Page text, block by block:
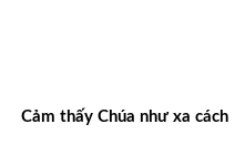
Cảm thấy Chúa như xa cách